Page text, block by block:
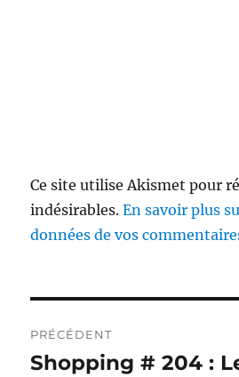
Ce site utilise Akismet pour
indésirables.En savoir plus
données de vos
de
PRÉCÉDENT
Publication
Shopping # 204 :